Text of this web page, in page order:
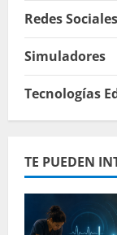
Redes Sociales
Simuladores
Tecnologías
TE PUEDEN